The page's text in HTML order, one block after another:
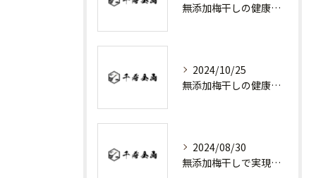
無添加梅干しの健康効果と日常の取り入れ方
2024/10/25
無添加梅干しの健康効果と選び方
2024/08/30
無添加梅干しで実現する健康維持